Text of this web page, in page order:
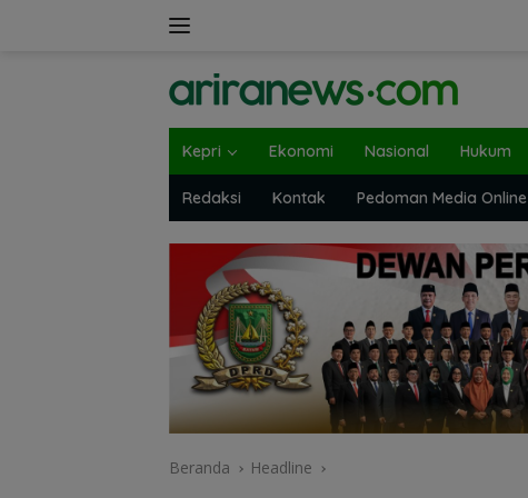
Kepri Ekonomi Nasional Hukum
Redaksi Kontak Pedoman Media Online
Beranda Headline